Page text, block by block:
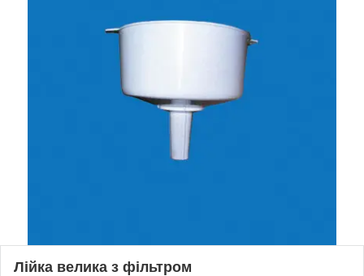
Лійка велика з фільтром